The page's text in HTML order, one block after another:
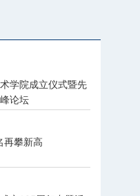
学院成立仪式暨先
论坛
再攀新高